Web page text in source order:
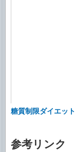
糖質制限ダイエット
参考リンク